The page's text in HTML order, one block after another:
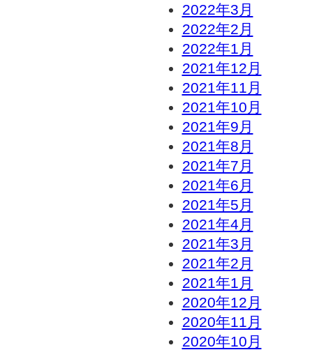
2022年3月
2022年2月
2022年1月
2021年12月
2021年11月
2021年10月
2021年9月
2021年8月
2021年7月
2021年6月
2021年5月
2021年4月
2021年3月
2021年2月
2021年1月
2020年12月
2020年11月
2020年10月